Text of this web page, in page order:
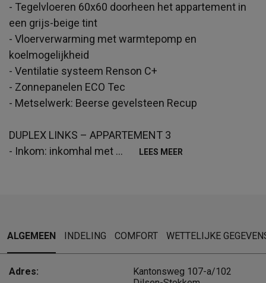
- Tegelvloeren 60x60 doorheen het appartement in
een grijs-beige tint
- Vloerverwarming met warmtepomp en
koelmogelijkheid
- Ventilatie systeem Renson C+
- Zonnepanelen ECO Tec
- Metselwerk: Beerse gevelsteen Recup
DUPLEX LINKS – APPARTEMENT 3
- Inkom: inkomhal met ... LEES MEER
ALGEMEEN INDELING COMFORT WETTELIJKE
Adres:
Kantonsweg 107-a/102